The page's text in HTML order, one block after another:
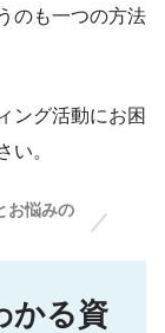
のも一つの方法
ング活動にお困
い。
お悩みの
かる資